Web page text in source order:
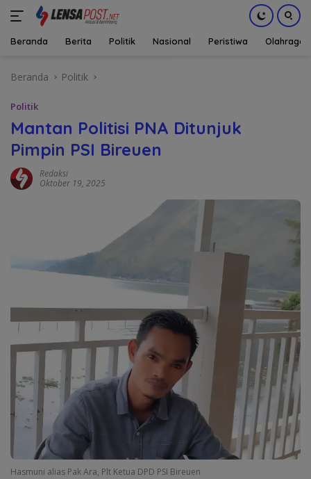
Beranda Berita Politik Nasional Peristiwa Olahraga
Beranda Politik
Politik
Mantan Politisi PNA Ditunjuk
Pimpin PSI Bireuen
Redaksi
Oktober 19, 2025
Hasmuni alias Pak Ara, Plt Ketua DPD PSI Bireuen